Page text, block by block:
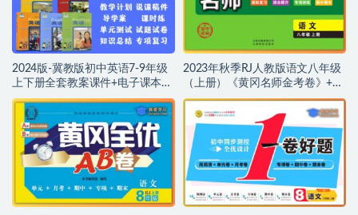
2024版-冀教版初中英语7-9年级
上下册全套教案课件+电子课本
+试卷+视频微课+综合资料+听力
2023年秋季RJ人教版语文八年级
（上册）《黄冈名师金考卷》+参
考答案解析，PDF文档，可打印,
百度网盘下载